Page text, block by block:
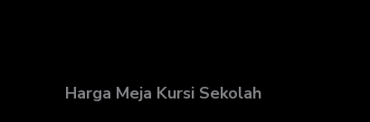
Harga Meja Kursi Sekolah